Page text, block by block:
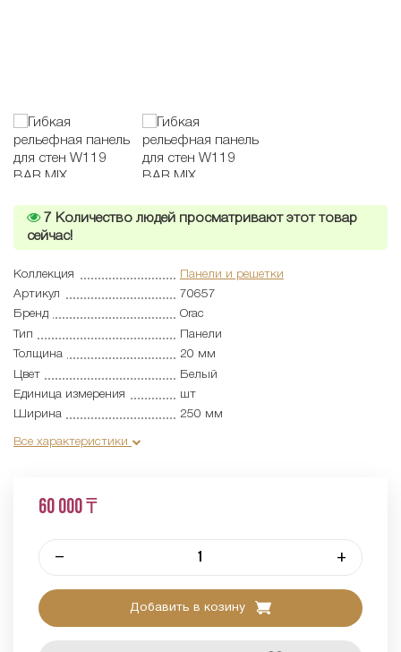
7 Количество людей просматривают этот товар
сейчас!
Коллекция
Панели и решетки
Артикул
70657
Бренд
Orac
Тип
Панели
Толщина
20 мм
Цвет
Белый
Единица измерения
шт
Ширина
250 мм
Все характеристики
60 000 ₸
– +
Добавить в козину